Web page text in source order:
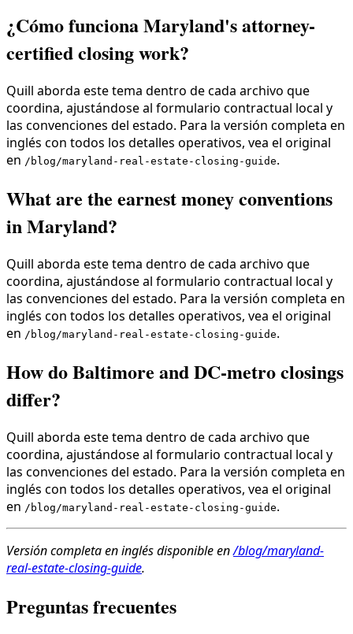
¿Cómo funciona Maryland's attorney-
certified closing work?
Quill aborda este tema dentro de cada archivo que
coordina, ajustándose al formulario contractual local y
las convenciones del estado. Para la versión completa en
inglés con todos los detalles operativos, vea el original
en /blog/maryland-real-estate-closing-guide.
What are the earnest money conventions
in Maryland?
Quill aborda este tema dentro de cada archivo que
coordina, ajustándose al formulario contractual local y
las convenciones del estado. Para la versión completa en
inglés con todos los detalles operativos, vea el original
en /blog/maryland-real-estate-closing-guide.
How do Baltimore and DC-metro closings
differ?
Quill aborda este tema dentro de cada archivo que
coordina, ajustándose al formulario contractual local y
las convenciones del estado. Para la versión completa en
inglés con todos los detalles operativos, vea el original
en /blog/maryland-real-estate-closing-guide.
Versión completa en inglés disponible en/blog/maryland-
real-estate-closing-guide.
Preguntas frecuentes